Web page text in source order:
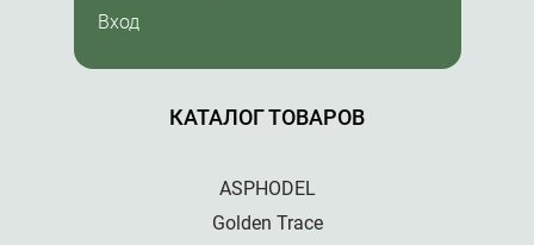
КАТАЛОГ ТОВАРОВ
ASPHODEL
Golden Trace
Вход